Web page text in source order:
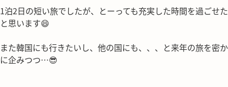
1泊2日の短い旅でしたが、とーっても充実した時間を過ごせた
と思います😄
また韓国にも行きたいし、他の国にも、、、と来年の旅を密か
に企みつつ…😎